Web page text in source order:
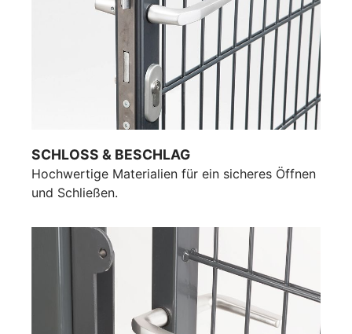
SCHLOSS & BESCHLAG
Hochwertige Materialien für ein sicheres Öffnen
und Schließen.